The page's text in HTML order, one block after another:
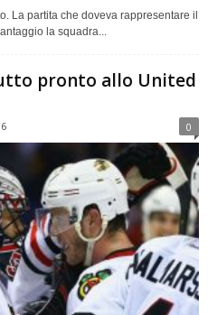
La partita che doveva rappresentare il
la squadra...
pronto allo United
0